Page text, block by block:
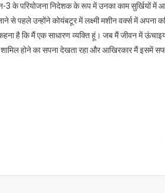
के परियोजना निदेशक के रूप में उनका काम सुर्खियों में
पहले उन्होंने कोयंबटूर में लक्ष्मी मशीन वर्क्स में अपना
कहना है कि मैं एक साधारण व्यक्ति हूं। जब मैं जीवन में
होने का सपना देखता रहा और आखिरकार मैं इसमें